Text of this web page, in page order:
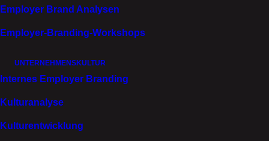
Employer Brand Analysen
Employer-Branding-Workshops
UNTERNEHMENSKULTUR
Internes Employer Branding
Kulturanalyse
Kulturentwicklung
MASSGE­SCHNEI­D
ERTE LÖSUNGEN F
ÜR HÖCHSTEN K
LANG